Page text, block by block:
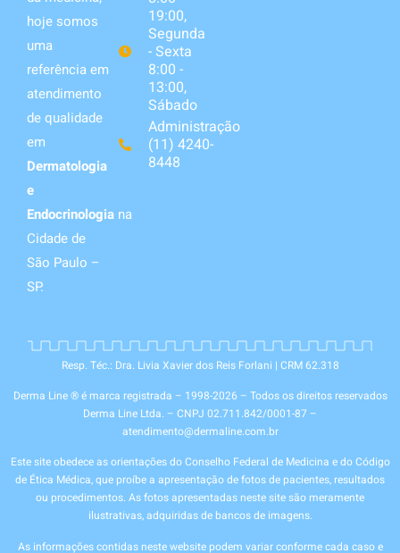
hoje somos
uma
referência em
atendimento
de qualidade
em
Dermatologia
e
Endocrinologia na
Cidade de
São Paulo –
SP.
19:00,
Segunda
- Sexta
8:00 -
13:00,
Sábado
Administração
(11) 4240-
8448
Resp. Téc.: Dra. Livia Xavier dos Reis Forlani | CRM 62.318
Derma Line ® é marca registrada – 1998-2026 – Todos os direitos reservados
Derma Line Ltda. – CNPJ 02.711.842/0001-87 –
atendimento@dermaline.com.br
Este site obedece as orientações do Conselho Federal de Medicina e do Código
de Ética Médica, que proíbe a apresentação de fotos de pacientes, resultados
ou procedimentos. As fotos apresentadas neste site são meramente
ilustrativas, adquiridas de bancos de imagens.
As informações contidas neste website podem variar conforme cada caso e